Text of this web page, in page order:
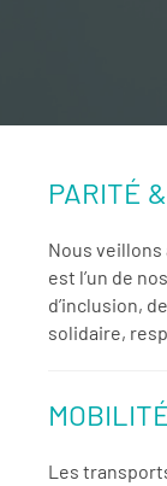
PARITÉ
Nous
est l’un de
d’inclusion,
solidaire,
Les